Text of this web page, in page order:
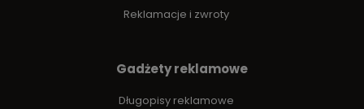
Reklamacje i zwroty
Gadżety reklamowe
Długopisy reklamowe